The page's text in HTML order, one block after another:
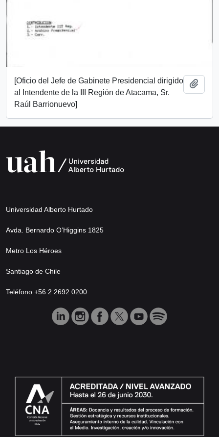
[Oficio del Jefe de Gabinete Presidencial dirigido
al Intendente de la III Región de Atacama, Sr.
Raúl Barrionuevo]
Universidad Alberto Hurtado
Avda. Bernardo O’Higgins 1825
Metro Los Héroes
Santiago de Chile
Teléfono +56 2 2692 0200